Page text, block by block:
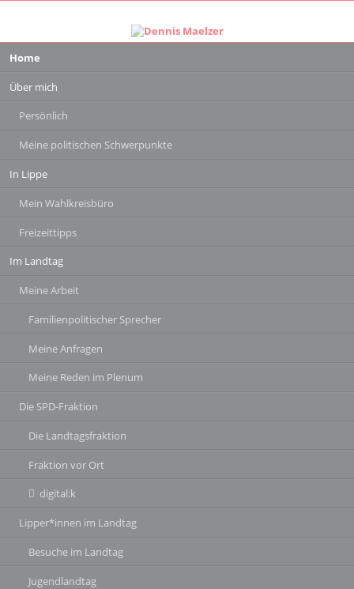
überspringen
Home
Über mich
Persönlich
Meine politischen Schwerpunkte
In Lippe
Mein Wahlkreisbüro
Freizeittipps
Im Landtag
Meine Arbeit
Familienpolitischer Sprecher
Meine Anfragen
Meine Reden im Plenum
Die SPD-Fraktion
Die Landtagsfraktion
Fraktion vor Ort
digital:k
Lipper*innen im Landtag
Besuche im Landtag
Jugendlandtag